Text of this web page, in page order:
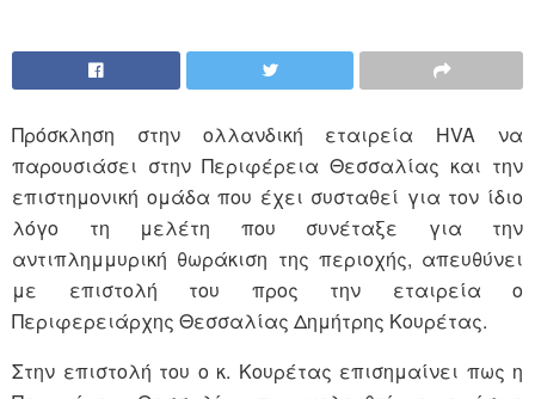
Πρόσκληση στην ολλανδική εταιρεία HVA να
παρουσιάσει στην Περιφέρεια Θεσσαλίας και την
επιστημονική ομάδα που έχει συσταθεί για τον ίδιο
λόγο τη μελέτη που συνέταξε για την
αντιπλημμυρική θωράκιση της περιοχής, απευθύνει
με επιστολή του προς την εταιρεία ο
Περιφερειάρχης Θεσσαλίας Δημήτρης Κουρέτας.
Στην επιστολή του ο κ. Κουρέτας επισημαίνει πως η